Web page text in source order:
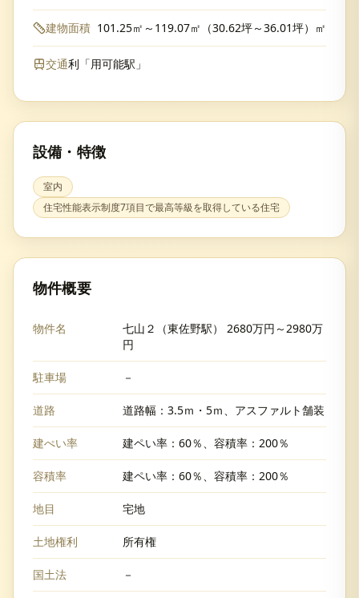
建物面積 101.25㎡～119.07㎡（30.62坪～36.01坪）㎡
交通利「用可能駅」
設備・特徴
室内
住宅性能表示制度7項目で最高等級を取得している住宅
物件概要
物件名
七山２（東佐野駅） 2680万円～2980万
円
駐車場 －
道路 道路幅：3.5ｍ・5ｍ、アスファルト舗装
建ぺい率 建ペい率：60％、容積率：200％
容積率 建ペい率：60％、容積率：200％
地目 宅地
土地権利 所有権
国土法 －